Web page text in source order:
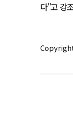
다"고 강